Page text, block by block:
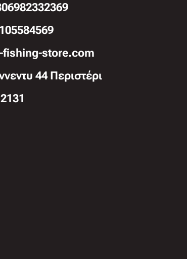
store.com
44 Περιστέρι